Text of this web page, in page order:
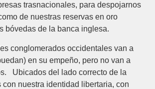
trasnacionales, para despojarnos
de nuestras reservas en oro
bóvedas de la banca inglesa.
conglomerados occidentales van a
en su empeño, pero no van a
Ubicados del lado correcto de la
con nuestra identidad libertaria, con